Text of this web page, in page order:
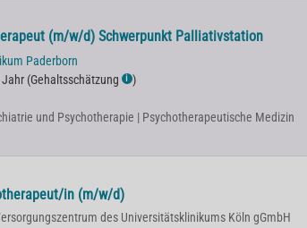
(m/w/d) Schwerpunkt Palliativstation
Paderborn
(Gehaltsschätzung ℹ )
und Psychotherapie | Psychotherapeutische Medizin
in (m/w/d)
des Universitätsklinikums Köln gGmbH